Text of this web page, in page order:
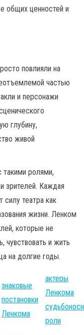
общих ценностей и
повлияли на
частью
и персонажи
глубину,
живой
такими ролями,
зрителей. Каждая
театра как
жизни. Ленком
которые не
чувствовать и жить
на долгие годы.
знаковые
постановки
Ленкома
актеры
Ленкома
роли